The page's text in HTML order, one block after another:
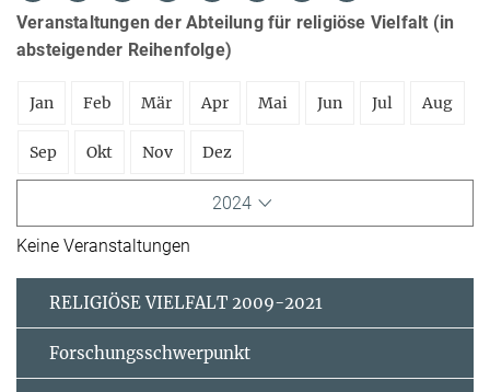
Veranstaltungen der Abteilung für religiöse Vielfalt (in
absteigender Reihenfolge)
Jan Feb Mär Apr Mai Jun Jul Aug
Sep Okt Nov Dez
2024
Keine Veranstaltungen
RELIGIÖSE VIELFALT 2009-2021
Forschungsschwerpunkt